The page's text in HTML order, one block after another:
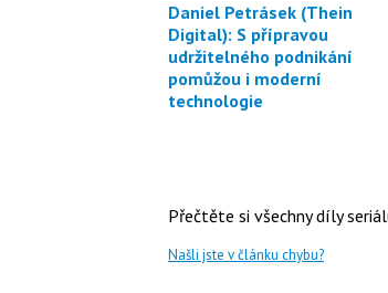
Daniel Petrásek (Thein
Digital): S přípravou
udržitelného podnikání
pomůžou i moderní
technologie
Přečtěte si všechny díly
Našli jste v článku chybu?